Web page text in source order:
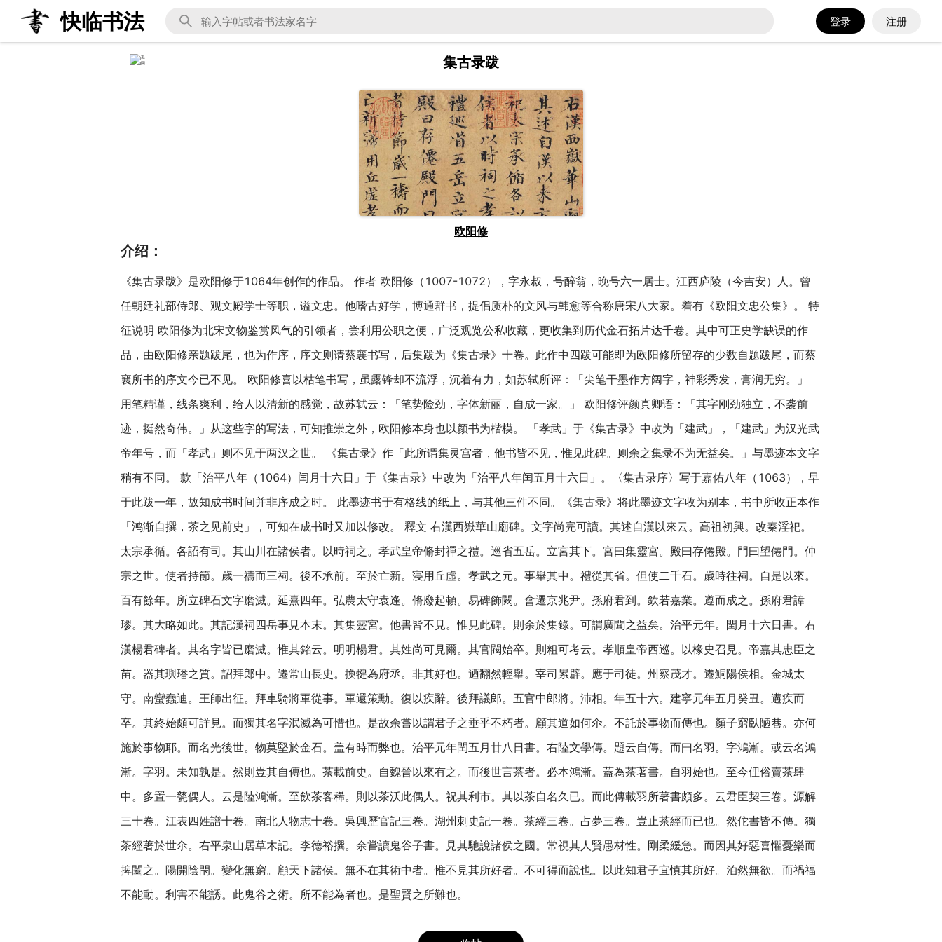
快临书法 注册
登录
集古录跋
欧阳修
介绍：
《集古录跋》是欧阳修于1064年创作的作品。 作者 欧阳修（1007-1072），字永叔，号醉翁，晚号六一居士。江西庐陵（今吉安）人。曾
任朝廷礼部侍郎、观文殿学士等职，谥文忠。他嗜古好学，博通群书，提倡质朴的文风与韩愈等合称唐宋八大家。着有《欧阳文忠公集》。 特
征说明 欧阳修为北宋文物鉴赏风气的引领者，尝利用公职之便，广泛观览公私收藏，更收集到历代金石拓片达千卷。其中可正史学缺误的作
品，由欧阳修亲题跋尾，也为作序，序文则请蔡襄书写，后集跋为《集古录》十卷。此作中四跋可能即为欧阳修所留存的少数自题跋尾，而蔡
襄所书的序文今已不见。 欧阳修喜以枯笔书写，虽露锋却不流浮，沉着有力，如苏轼所评：「尖笔干墨作方阔字，神彩秀发，膏润无穷。」
用笔精谨，线条爽利，给人以清新的感觉，故苏轼云：「笔势险劲，字体新丽，自成一家。」 欧阳修评颜真卿语：「其字刚劲独立，不袭前
迹，挺然奇伟。」从这些字的写法，可知推崇之外，欧阳修本身也以颜书为楷模。 「孝武」于《集古录》中改为「建武」，「建武」为汉光武
帝年号，而「孝武」则不见于两汉之世。 《集古录》作「此所谓集灵宫者，他书皆不见，惟见此碑。则余之集录不为无益矣。」与墨迹本文字
稍有不同。 款「治平八年（1064）闰月十六日」于《集古录》中改为「治平八年闰五月十六日」。〈集古录序〉写于嘉佑八年（1063），早
于此跋一年，故知成书时间并非序成之时。 此墨迹书于有格线的纸上，与其他三件不同。《集古录》将此墨迹文字收为别本，书中所收正本作
「鸿渐自撰，茶之见前史」，可知在成书时又加以修改。 釋文 右漢西嶽華山廟碑。文字尚完可讀。其述自漢以來云。高祖初興。改秦淫祀。
太宗承循。各詔有司。其山川在諸侯者。以時祠之。孝武皇帝脩封禪之禮。巡省五岳。立宮其下。宮曰集靈宮。殿曰存僊殿。門曰望僊門。仲
宗之世。使者持節。歲一禱而三祠。後不承前。至於亡新。寖用丘虛。孝武之元。事舉其中。禮從其省。但使二千石。歲時往祠。自是以來。
百有餘年。所立碑石文字磨滅。延熹四年。弘農太守袁逢。脩廢起頓。易碑飾闕。會遷京兆尹。孫府君到。欽若嘉業。遵而成之。孫府君諱
璆。其大略如此。其記漢祠四岳事見本末。其集靈宮。他書皆不見。惟見此碑。則余於集錄。可謂廣聞之益矣。治平元年。閏月十六日書。右
漢楊君碑者。其名字皆已磨滅。惟其銘云。明明楊君。其姓尚可見爾。其官閥始卒。則粗可考云。孝順皇帝西巡。以椽史召見。帝嘉其忠臣之
苗。器其璵璠之質。詔拜郎中。遷常山長史。換犍為府丞。非其好也。迺翻然輕舉。宰司累辟。應于司徒。州察茂才。遷鮦陽侯相。金城太
守。南蠻蠢迪。王師出征。拜車騎將軍從事。軍還策勳。復以疾辭。後拜議郎。五官中郎將。沛相。年五十六。建寧元年五月癸丑。遘疾而
卒。其終始頗可詳見。而獨其名字泯滅為可惜也。是故余嘗以謂君子之垂乎不朽者。顧其道如何尒。不託於事物而傳也。顏子窮臥陋巷。亦何
施於事物耶。而名光後世。物莫堅於金石。盖有時而弊也。治平元年閏五月廿八日書。右陸文學傳。題云自傳。而曰名羽。字鴻漸。或云名鴻
漸。字羽。未知孰是。然則豈其自傳也。茶載前史。自魏晉以來有之。而後世言茶者。必本鴻漸。蓋為茶著書。自羽始也。至今俚俗賣茶肆
中。多置一甆偶人。云是陸鴻漸。至飲茶客稀。則以茶沃此偶人。祝其利市。其以茶自名久已。而此傳載羽所著書頗多。云君臣契三卷。源解
三十卷。江表四姓譜十卷。南北人物志十卷。吳興歷官記三卷。湖州刺史記一卷。茶經三卷。占夢三卷。豈止茶經而已也。然佗書皆不傳。獨
茶經著於世尒。右平泉山居草木記。李德裕撰。余嘗讀鬼谷子書。見其馳說諸侯之國。常視其人賢愚材性。剛柔緩急。而因其好惡喜懼憂樂而
捭闔之。陽開陰閇。變化無窮。顧天下諸侯。無不在其術中者。惟不見其所好者。不可得而說也。以此知君子宜慎其所好。泊然無欲。而禍福
不能動。利害不能誘。此鬼谷之術。所不能為者也。是聖賢之所難也。